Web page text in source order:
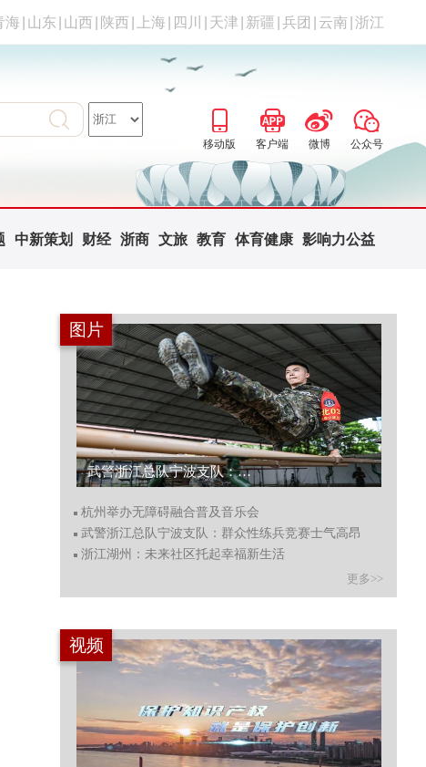
海 山东 山西 陕西 上海 四川 天津 新疆 兵团 云南 浙江
移动版 客户端 微博 公众号
中新策划 财经 浙商 文旅 教育 体育健康 影响力公益
图片
杭州举办无障碍融合普及音乐会...
杭州举办无障碍融合普及音乐会
武警浙江总队宁波支队：群众性练兵竞赛士气高昂
浙江湖州：未来社区托起幸福新生活
更多>>
视频